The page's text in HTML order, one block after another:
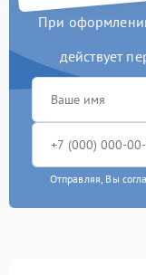
При
действует
Отправляя, Вы